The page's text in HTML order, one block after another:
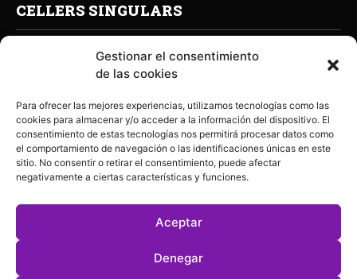
Gestionar el consentimiento
de las cookies
Para ofrecer las mejores experiencias, utilizamos tecnologías como las
cookies para almacenar y/o acceder a la información del dispositivo. El
consentimiento de estas tecnologías nos permitirá procesar datos como
el comportamiento de navegación o las identificaciones únicas en este
sitio. No consentir o retirar el consentimiento, puede afectar
negativamente a ciertas características y funciones.
Aceptar
Denegar
CELLERS SINGULARS